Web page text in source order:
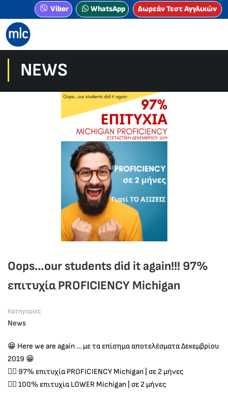
Viber WhatsApp Δωρεάν Τεστ Αγγλικών
NEWS
Oops…our students did it again!!! 97%
επιτυχία PROFICIENCY Michigan
Κατηγορίες
News
😁 Here we are again … με τα επίσημα αποτελέσματα Δεκεμβρίου
2019 😁
🙋‍♀ 97% επιτυχία PROFICIENCY Michigan | σε 2 μήνες
🙋‍♂ 100% επιτυχία LOWER Michigan | σε 2 μήνες